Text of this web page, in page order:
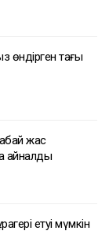
байланысты